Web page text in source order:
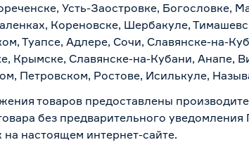
Усть-Заостровке, Богословке,
Кореновске, Шербакуле,
Туапсе, Адлере, Сочи, Славянске-на-
Крымске, Славянске-на-Кубани, Анапе,
Петровском, Ростове, Исилькуле,
товаров предоставлены
без предварительного
настоящем интернет-сайте.